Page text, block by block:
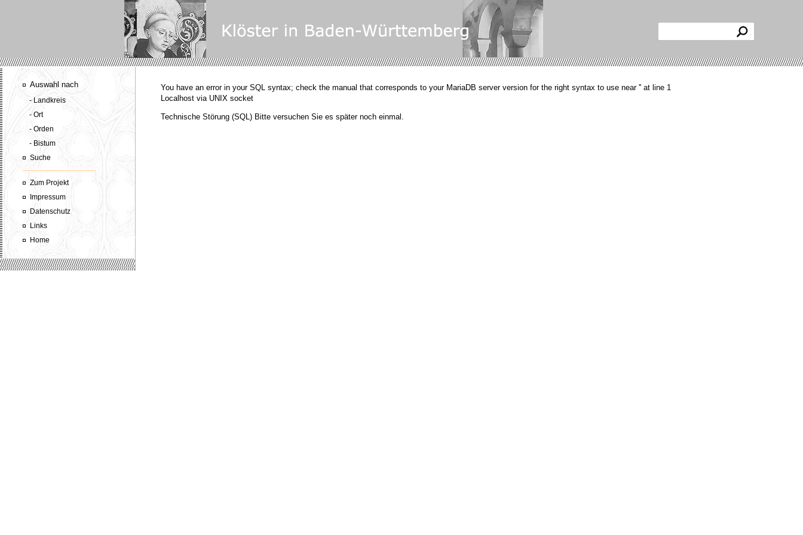
Auswahl nach
- Landkreis
- Ort
- Orden
- Bistum
Suche
Zum Projekt
Impressum
Datenschutz
Links
Home
You have an error in your SQL syntax; check the manual that corresponds to your MariaDB server version for the right syntax to use near '' at line 1
Localhost via UNIX socket
Technische Störung (SQL) Bitte versuchen Sie es später noch einmal.